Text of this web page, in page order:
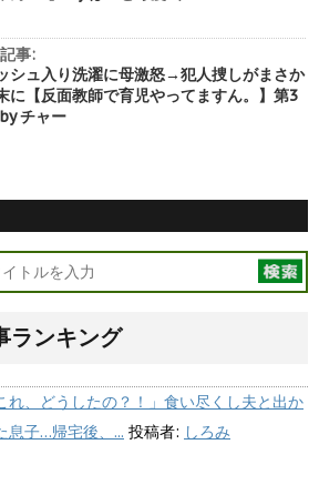
事:
シュ入り洗濯に母激怒→犯人捜しがまさか
に【反面教師で育児やってますん。】第3
チャー
ランキング
れ、どうしたの？！」食い尽くし夫と出か
息子…帰宅後、... 投稿者: しろみ